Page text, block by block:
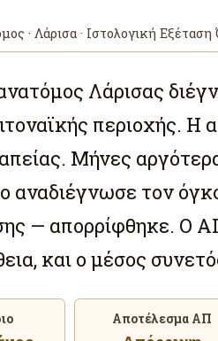
· Λάρισα · Ιστολογική
Λάρισας
περιοχής.
Μήνες
αναδιέγνωσε τον
— απορρίφθηκε. Ο
και ο μέσος
Αποτέλεσμα ΑΠ